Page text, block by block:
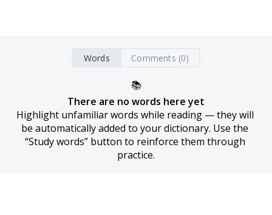
Words Comments (0)
📚
There are no words here yet
Highlight unfamiliar words while reading — they will
be automatically added to your dictionary. Use the
“Study words” button to reinforce them through
practice.